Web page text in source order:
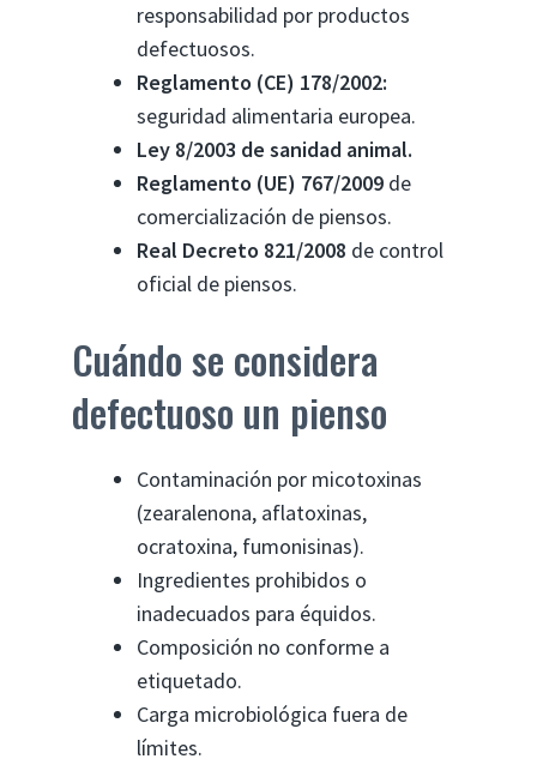
responsabilidad por productos
defectuosos.
Reglamento (CE) 178/2002:
seguridad alimentaria europea.
Ley 8/2003 de sanidad animal.
Reglamento (UE) 767/2009 de
comercialización de piensos.
Real Decreto 821/2008 de control
oficial de piensos.
Cuándo se considera
defectuoso un pienso
Contaminación por micotoxinas
(zearalenona, aflatoxinas,
ocratoxina, fumonisinas).
Ingredientes prohibidos o
inadecuados para équidos.
Composición no conforme a
etiquetado.
Carga microbiológica fuera de
límites.